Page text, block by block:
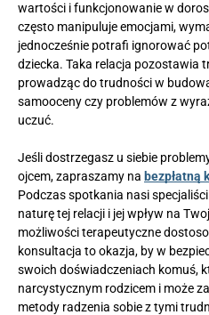
wartości i funkcjonowanie w
często manipuluje emocjami,
jednocześnie potrafi ignorować
dziecka. Taka relacja pozostawia
prowadząc do trudności w
samooceny czy problemów z
uczuć.
Jeśli dostrzegasz u siebie
ojcem, zapraszamy na bezpłatną
Podczas spotkania nasi
naturę tej relacji i jej wpływ na
możliwości terapeutyczne
konsultacja to okazja, by w
swoich doświadczeniach komuś,
narcystycznym rodzicem i może
metody radzenia sobie z tymi